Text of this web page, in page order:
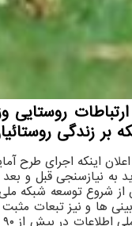
بر زندگی
با اعلان اینکه اجرای
از شروع توسعه شبکه
ها و نیز تبعات